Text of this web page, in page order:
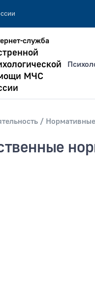
всей фразе
служба
МЧС